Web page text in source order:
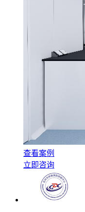
查看案例
立即咨询